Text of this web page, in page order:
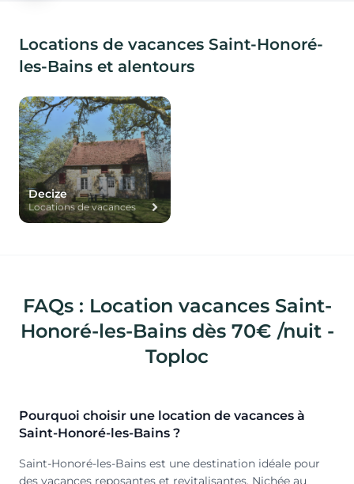
Locations de vacances Saint-Honoré-
les-Bains et alentours
Decize
Locations de vacances
FAQs : Location vacances Saint-
Honoré-les-Bains dès 70€ /nuit -
Toploc
Pourquoi choisir une location de vacances à
Saint-Honoré-les-Bains ?
Saint-Honoré-les-Bains est une destination idéale pour
des vacances reposantes et revitalisantes. Nichée au